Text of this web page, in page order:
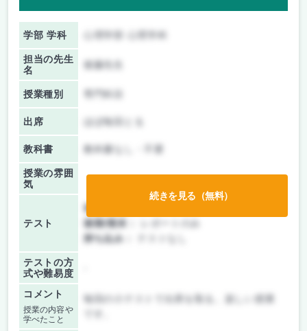
学部 学科
担当の先生
名
後藤先生
授業種別
出席 ほぼ毎回とる
教科書 教科書なし・不要
授業の雰囲
気
テスト
前期/中間：
後期/期末：
持ち込み：
テストの方
式や難易度
コメント
授業の内容や
学べたこと
毎回の小テストで出席を取る。楽しい授業
続きを見る（無料）